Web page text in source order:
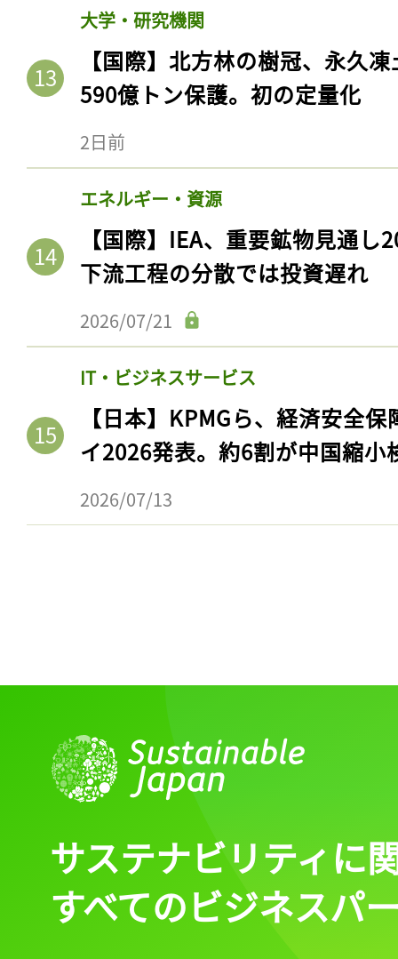
大学・研究機関
【国際】北方林の樹冠、永久
590億トン保護。初の定量化
2日前
エネルギー・資源
【国際】IEA、重要鉱物見通
下流工程の分散では投資遅れ
2026/07/21
IT・ビジネスサービス
【日本】KPMGら、経済安全
イ2026発表。約6割が中国縮小
2026/07/13
ログイン
会員登録
サステナビリティに
すべてのビジネスパ